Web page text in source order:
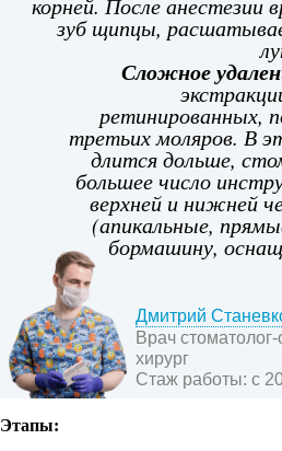
зуб щипцы,
Сложное
ретинированных,
третьих моляров. В
длится дольше,
большее число
верхней и нижней
(апикальные,
бормашину,
Дмитрий
Врач
хирург
Стаж работы: с
Этапы: